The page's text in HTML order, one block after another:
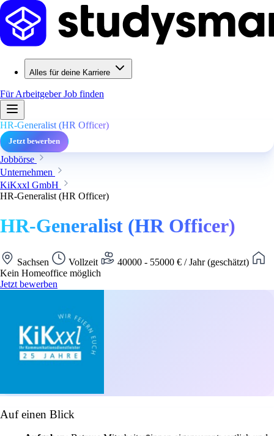
Alles für deine Karriere
Für ArbeitgeberJob finden
HR-Generalist (HR Officer)
Jetzt bewerben
Jobbörse
Unternehmen
KiKxxl GmbH
HR-Generalist (HR Officer)
HR-Generalist (HR Officer)
Sachsen Vollzeit
40000 - 55000 € / Jahr (geschätzt)
Kein Homeoffice möglich
Jetzt bewerben
Auf einen Blick